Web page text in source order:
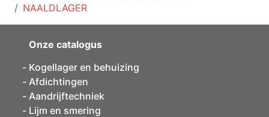
NAALDLAGER
Onze catalogus
Kogellager en behuizing
Afdichtingen
Aandrijftechniek
Lijm en smering